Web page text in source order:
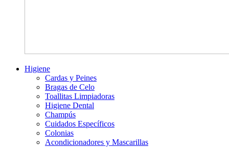
Higiene
Cardas y Peines
Bragas de Celo
Toallitas Limpiadoras
Higiene Dental
Champús
Cuidados Específicos
Colonias
Acondicionadores y Mascarillas